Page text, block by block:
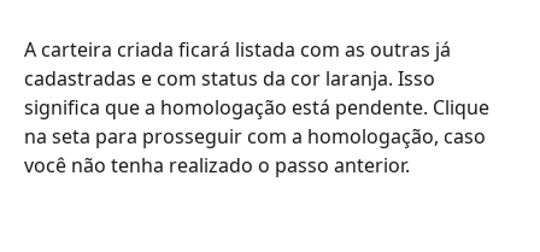
A carteira criada ficará listada com as outras já
cadastradas e com status da cor laranja. Isso
significa que a homologação está pendente. Clique
na seta para prosseguir com a homologação, caso
você não tenha realizado o passo anterior.